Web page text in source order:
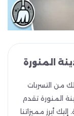
المنورة
من التسربات
المنورة تقدم
أبرز مميزاتنا